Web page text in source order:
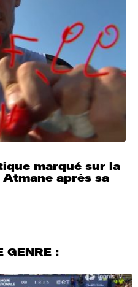
marqué sur la
après sa
GENRE :